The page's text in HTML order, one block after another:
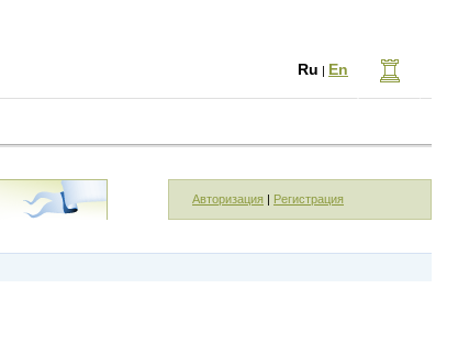
Ru | En
Авторизация | Регистрация